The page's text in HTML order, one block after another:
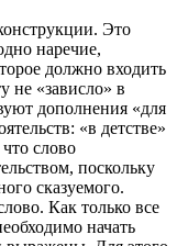
Это
наречие,
должно входить
не «зависло» в
дополнения «для
«в детстве»
слово
поскольку
сказуемого.
Как только все
начать